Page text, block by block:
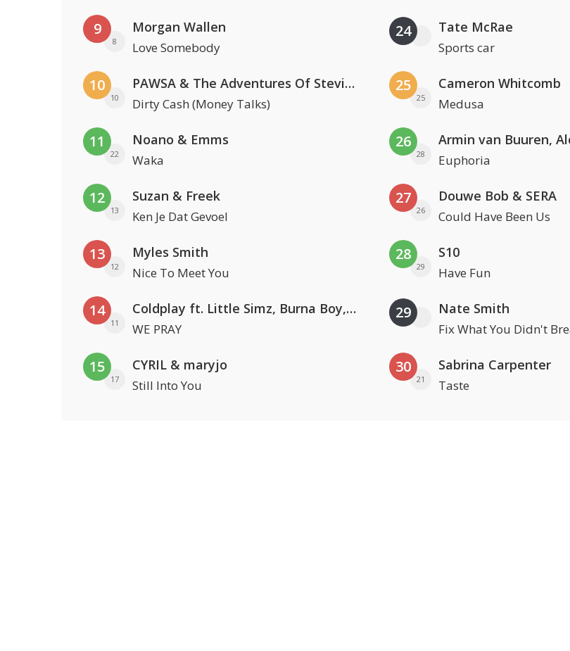
9
8
Morgan Wallen
Love Somebody
10
10
PAWSA & The Adventures Of Stevie V
Dirty Cash (Money Talks)
11
22
Noano & Emms
Waka
12
13
Suzan & Freek
Ken Je Dat Gevoel
13
12
Myles Smith
Nice To Meet You
14
11
Coldplay ft. Little Simz, Burna Boy, Elyanna & Tini
WE PRAY
15
17
CYRIL & maryjo
Still Into You
24 Tate McRae
Sports car
25
25
Cameron Whitcomb
Medusa
26
28 Euphoria
27
26
Douwe Bob & SERA
Could Have Been Us
28
29
S10
Have Fun
29 Nate Smith
Fix What You Didn't
30
21
Sabrina Carpenter
Taste